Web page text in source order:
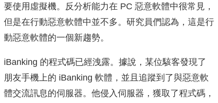
要使用虛擬機。 反分析能力在 PC 惡意軟體中很常見，
但是在行動惡意軟體中並不多。 研究員們認為，這是行
動惡意軟體的一個新趨勢。
iBanking 的程式碼已經洩露。 據說，某位駭客發現了
朋友手機上的 iBanking 軟體，並且追蹤到了與惡意軟
體交流訊息的伺服器。 他侵入伺服器，獲取了程式碼，